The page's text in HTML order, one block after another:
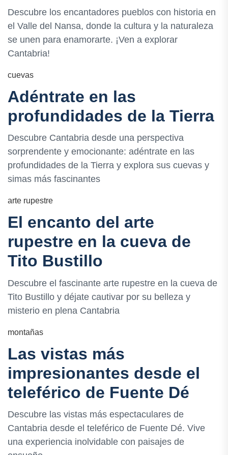
Descubre los encantadores pueblos con historia en
el Valle del Nansa, donde la cultura y la naturaleza
se unen para enamorarte. ¡Ven a explorar
Cantabria!
cuevas
Adéntrate en las
profundidades de la Tierra
Descubre Cantabria desde una perspectiva
sorprendente y emocionante: adéntrate en las
profundidades de la Tierra y explora sus cuevas y
simas más fascinantes
arte rupestre
El encanto del arte
rupestre en la cueva de
Tito Bustillo
Descubre el fascinante arte rupestre en la cueva de
Tito Bustillo y déjate cautivar por su belleza y
misterio en plena Cantabria
montañas
Las vistas más
impresionantes desde el
teleférico de Fuente Dé
Descubre las vistas más espectaculares de
Cantabria desde el teleférico de Fuente Dé. Vive
una experiencia inolvidable con paisajes de